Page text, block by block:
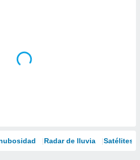
Radar de lluvia Satélites